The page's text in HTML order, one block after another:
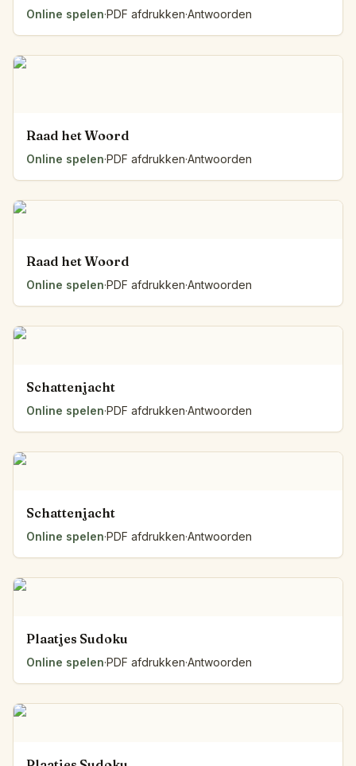
Online spelen·PDF afdrukken·Antwoorden
Raad het Woord
Online spelen·PDF afdrukken·Antwoorden
Raad het Woord
Online spelen·PDF afdrukken·Antwoorden
Schattenjacht
Online spelen·PDF afdrukken·Antwoorden
Schattenjacht
Online spelen·PDF afdrukken·Antwoorden
Plaatjes Sudoku
Online spelen·PDF afdrukken·Antwoorden